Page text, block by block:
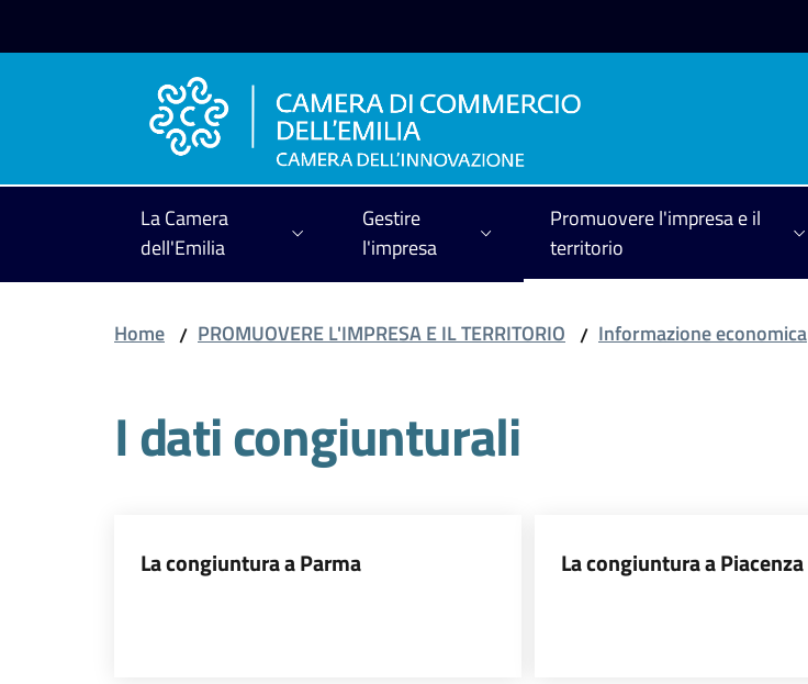
La Camera
dell'Emilia
Gestire
l'impresa
Promuovere l'impresa e il
territorio
Home / PROMUOVERE L'IMPRESA E IL TERRITORIO / Informazione economica
I dati congiunturali
La congiuntura a Parma La congiuntura a Piacenza